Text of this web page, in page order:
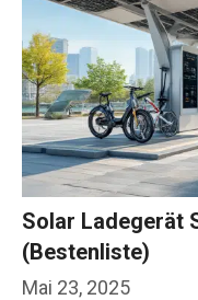
Mai 23, 2025
Solar Ladegerät
(Bestenliste)